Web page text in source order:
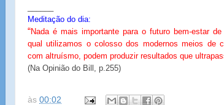
Meditação do dia:
“Nada é mais importante para o futuro bem-estar
qual utilizamos o colosso dos modernos meios de
com altruísmo, podem produzir resultados que
(Na Opinião do Bill, p.255)
às 00:02